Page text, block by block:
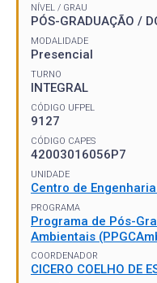
NÍVEL / GRAU
PÓS-GRADUAÇÃO /
MODALIDADE
Presencial
TURNO
INTEGRAL
CÓDIGO UFPEL
9127
CÓDIGO CAPES
42003016056P7
UNIDADE
Centro de
PROGRAMA
Programa de Pós-
Ambientais
COORDENADOR
CICERO COELHO DE